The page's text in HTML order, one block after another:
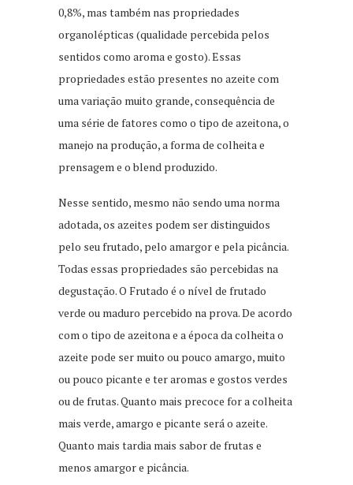
0,8%, mas também nas propriedades
organolépticas (qualidade percebida pelos
sentidos como aroma e gosto). Essas
propriedades estão presentes no azeite com
uma variação muito grande, consequência de
uma série de fatores como o tipo de azeitona, o
manejo na produção, a forma de colheita e
prensagem e o blend produzido.
Nesse sentido, mesmo não sendo uma norma
adotada, os azeites podem ser distinguidos
pelo seu frutado, pelo amargor e pela picância.
Todas essas propriedades são percebidas na
degustação. O Frutado é o nível de frutado
verde ou maduro percebido na prova. De acordo
com o tipo de azeitona e a época da colheita o
azeite pode ser muito ou pouco amargo, muito
ou pouco picante e ter aromas e gostos verdes
ou de frutas. Quanto mais precoce for a colheita
mais verde, amargo e picante será o azeite.
Quanto mais tardia mais sabor de frutas e
menos amargor e picância.